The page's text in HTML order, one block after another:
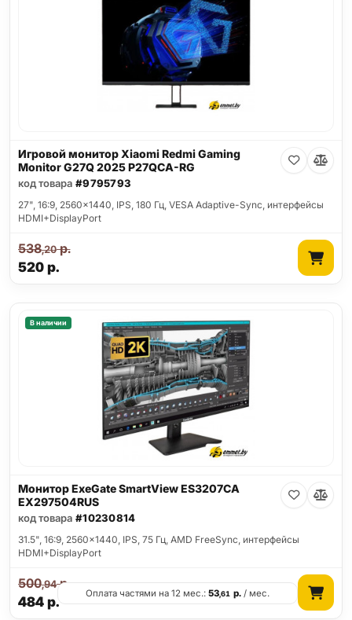
Игровой монитор Xiaomi Redmi Gaming
Monitor G27Q 2025 P27QCA-RG
код товара #9795793
27", 16:9, 2560x1440, IPS, 180 Гц, VESA Adaptive-Sync, интерфейсы
HDMI+DisplayPort
520р.
538,20р.
В наличии
Монитор ExeGate SmartView ES3207CA
EX297504RUS
код товара #10230814
31.5", 16:9, 2560x1440, IPS, 75 Гц, AMD FreeSync, интерфейсы
HDMI+DisplayPort
484р.
500,94р.
Оплата частями на 12 мес.:53,61 р./ мес.